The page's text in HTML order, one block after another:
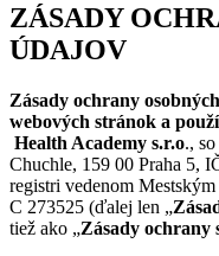
ZÁSADY
ÚDAJOV
Zásady ochrany
webových stránok a
Health Academy s.r.o.,
Chuchle, 159 00 Praha 5,
registri vedenom
C 273525 (ďalej len „
tiež ako „Zásady ochrany